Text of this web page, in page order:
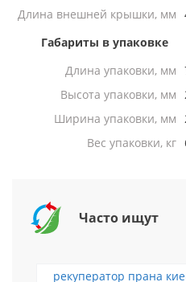
Длина внешней крышки, мм
Габариты в упаковке
Длина упаковки, мм
Высота упаковки, мм
Ширина упаковки, мм
Вес упаковки, кг
Часто ищут
рекуператор прана